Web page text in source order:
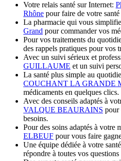
Votre relais santé sur Internet:
Rhône pour faire de votre
La pharmacie qui vous
Grand pour commander vos
Pour vos traitements du
des rappels pratiques pour vos
Avec un suivi sérieux et
GUILLAUME et un suivi
La santé plus simple au
COUCHANT LA GRANDE
médicaments en quelques clics.
Avec des conseils adaptés à
VALQUE BEAURAINS pour
besoins.
Pour des soins adaptés à votre
ELBEUF pour vous faire
Une équipe dédiée à votre
répondre à toutes vos questions